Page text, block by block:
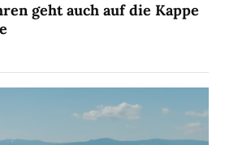
geht auch auf die Kappe